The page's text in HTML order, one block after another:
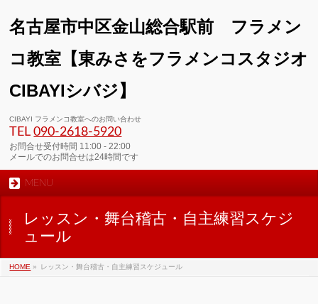
名古屋市中区金山総合駅前 フラメン
コ教室【東みさをフラメンコスタジオ
CIBAYIシバジ】
CIBAYI フラメンコ教室へのお問い合わせ
TEL090-2618‐5920
お問合せ受付時間 11:00 - 22:00
メールでのお問合せは24時間です
MENU
レッスン・舞台稽古・自主練習スケジ
ュール
HOME » レッスン・舞台稽古・自主練習スケジュール